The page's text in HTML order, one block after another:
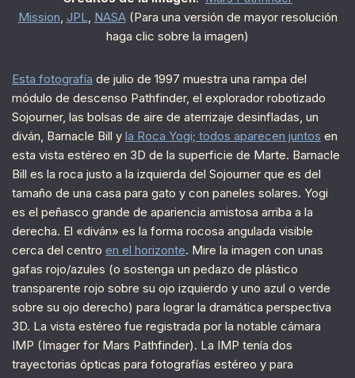
Mission, JPL, NASA(Para una versión de mayor resolución
haga clic sobre la imagen)
Esta fotografía de julio de 1997 muestra una rampa del
módulo de descenso Pathfinder, el explorador robotizado
Sojourner, las bolsas de aire de aterrizaje desinfladas, un
diván, Barnacle Bill y la Roca Yogi; todos aparecen juntos en
esta vista estéreo en 3D de la superficie de Marte. Barnacle
Bill es la roca justo a la izquierda del Sojourner que es del
tamaño de una casa para gato y con paneles solares. Yogi
es el peñasco grande de apariencia amistosa arriba a la
derecha. El «diván» es la forma rocosa angulada visible
cerca del centro en el horizonte. Mire la imagen con unas
gafas rojo/azules (o sostenga un pedazo de plástico
transparente rojo sobre su ojo izquierdo y uno azul o verde
sobre su ojo derecho) para lograr la dramática perspectiva
3D. La vista estéreo fue registrada por la notable cámara
IMP (Imager for Mars Pathfinder). La IMP tenía dos
trayectorias ópticas para fotografías estéreo y para